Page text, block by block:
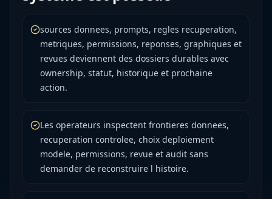
sources donnees, prompts, regles recuperation,
metriques, permissions, reponses, graphiques et
revues deviennent des dossiers durables avec
ownership, statut, historique et prochaine
action.
Les operateurs inspectent frontieres donnees,
recuperation controlee, choix deploiement
modele, permissions, revue et audit sans
demander de reconstruire l histoire.